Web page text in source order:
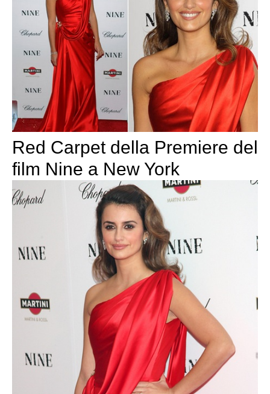
Red Carpet della Premiere del
film Nine a New York